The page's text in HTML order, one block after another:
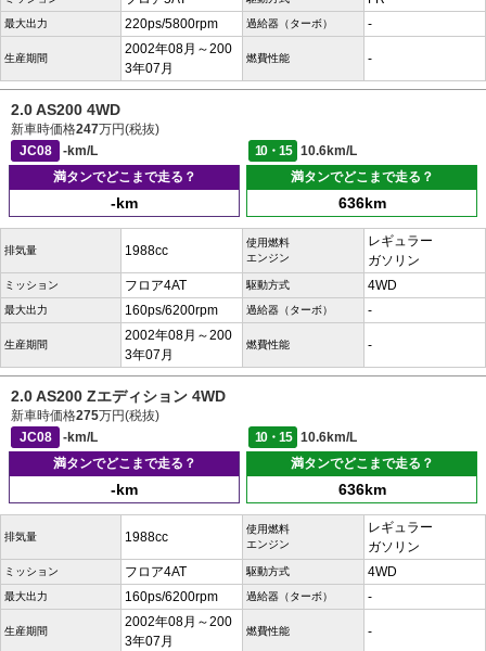
最大出力 220ps/5800rpm 過給器（ターボ） -
生産期間
2002年08月～200
3年07月
燃費性能 -
2.0 AS200 4WD
新車時価格247万円(税抜)
JC08
-km/L 10・15
10.6km/L
満タンでどこまで走る？
-km
満タンでどこまで走る？
636km
排気量 1988cc
使用燃料
エンジン
レギュラー
ガソリン
ミッション フロア4AT 駆動方式 4WD
最大出力 160ps/6200rpm 過給器（ターボ） -
生産期間
2002年08月～200
3年07月
燃費性能 -
2.0 AS200 Zエディション 4WD
新車時価格275万円(税抜)
JC08
-km/L 10・15
10.6km/L
満タンでどこまで走る？
-km
満タンでどこまで走る？
636km
排気量 1988cc
使用燃料
エンジン
レギュラー
ガソリン
ミッション フロア4AT 駆動方式 4WD
最大出力 160ps/6200rpm 過給器（ターボ） -
生産期間
2002年08月～200
3年07月
燃費性能 -